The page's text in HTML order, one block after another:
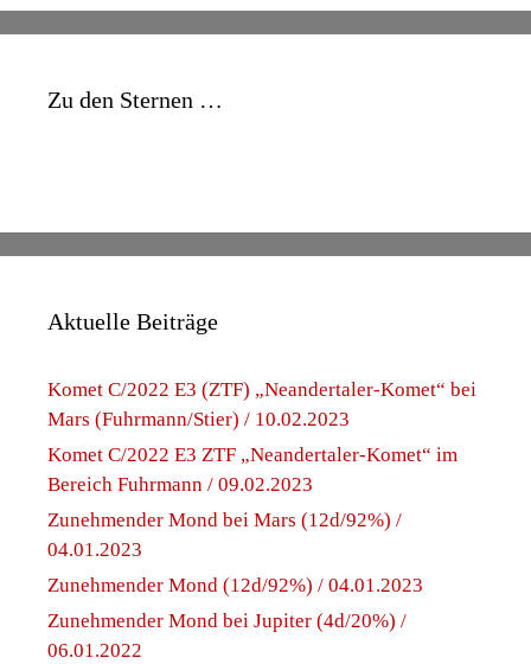
Zu den Sternen …
Aktuelle Beiträge
Komet C/2022 E3 (ZTF) „Neandertaler-Komet“ bei
Mars (Fuhrmann/Stier) / 10.02.2023
Komet C/2022 E3 ZTF „Neandertaler-Komet“ im
Bereich Fuhrmann / 09.02.2023
Zunehmender Mond bei Mars (12d/92%) /
04.01.2023
Zunehmender Mond (12d/92%) / 04.01.2023
Zunehmender Mond bei Jupiter (4d/20%) /
06.01.2022